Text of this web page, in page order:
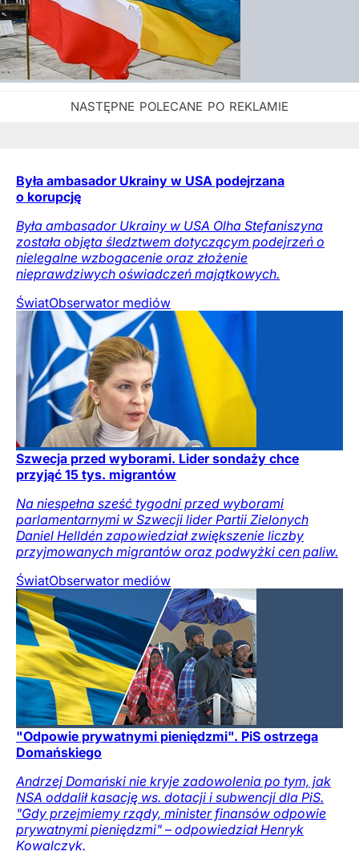
Była ambasador Ukrainy w USA podejrzana
o korupcję
Była ambasador Ukrainy w USA Olha Stefaniszyna
została objęta śledztwem dotyczącym podejrzeń o
nielegalne wzbogacenie oraz złożenie
nieprawdziwych oświadczeń majątkowych.
ŚwiatObserwator mediów
Szwecja przed wyborami. Lider sondaży chce
przyjąć 15 tys. migrantów
Na niespełna sześć tygodni przed wyborami
parlamentarnymi w Szwecji lider Partii Zielonych
Daniel Helldén zapowiedział zwiększenie liczby
przyjmowanych migrantów oraz podwyżki cen paliw.
ŚwiatObserwator mediów
"Odpowie prywatnymi pieniędzmi". PiS ostrzega
Domańskiego
Andrzej Domański nie kryje zadowolenia po tym, jak
NSA oddalił kasację ws. dotacji i subwencji dla PiS.
"Gdy przejmiemy rządy, minister finansów odpowie
prywatnymi pieniędzmi" – odpowiedział Henryk
Kowalczyk.